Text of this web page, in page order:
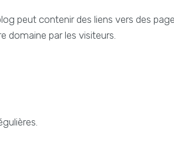
peut contenir des liens vers des
domaine par les visiteurs.